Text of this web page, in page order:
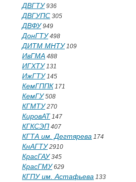
ДВГТУ936
ДВГУПС 305
ДВФУ949
ДонГТУ498
ДИТМ МНТУ109
ИвГМА 488
ИГХТУ131
ИжГТУ145
КемГППК 171
КемГУ508
КГМТУ270
КировАТ 147
КГКСЭП 407
КГТА им. Дегтярева 174
КнАГТУ2910
КрасГАУ345
КрасГМУ629
КГПУ им. Астафьева 133